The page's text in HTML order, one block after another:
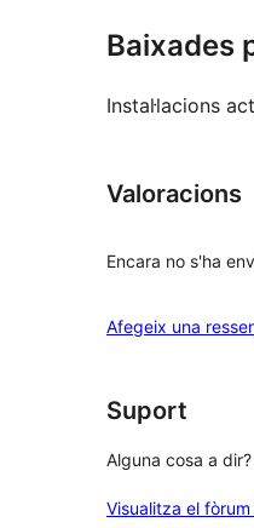
Baixades
Instal·lacions
Valoracions
Encara no s'ha
Afegeix una
Suport
Alguna cosa a
Visualitza el